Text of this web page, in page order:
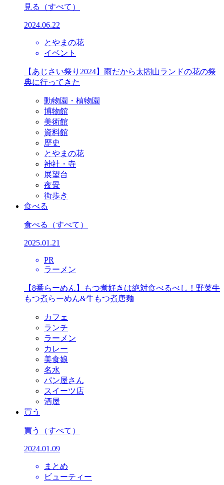
見る （すべて）
2024.06.22
とやまの花
イベント
【あじさい祭り2024】雨だから太閤山ランドの花の祭
典に行ってきた
動物園・植物園
博物館
美術館
資料館
歴史
とやまの花
神社・寺
展望台
夜景
街歩き
食べる
食べる （すべて）
2025.01.21
PR
ラーメン
【8番らーめん】もつ煮好きは絶対食べるべし！野菜牛
もつ煮らーめん&牛もつ煮唐麺
カフェ
ランチ
ラーメン
カレー
美食娘
名水
パン屋さん
スイーツ店
酒屋
買う
買う （すべて）
2024.01.09
まとめ
ビューティー